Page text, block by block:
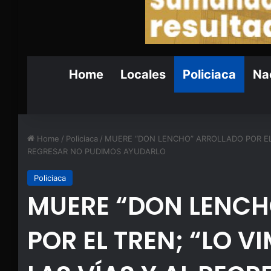
Home Locales Policiaca
Home / Policiaca / MUERE “DON LENCHO” ARROLLADO POR
REGRESAR NO PUDIMOS AYUDARLO
Policiaca
MUERE “DON
POR EL TREN; “LO